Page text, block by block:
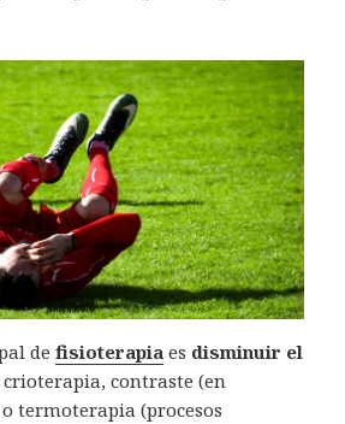
defisioterapia es disminuir el
crioterapia, contraste (en
termoterapia (procesos